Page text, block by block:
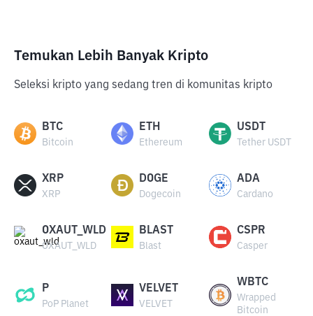
Temukan Lebih Banyak Kripto
Seleksi kripto yang sedang tren di komunitas kripto
BTC
Bitcoin
ETH
Ethereum
USDT
Tether USDT
XRP
XRP
DOGE
Dogecoin
ADA
Cardano
OXAUT_WLD
OXAUT_WLD
BLAST
Blast
CSPR
Casper
P
PoP Planet
VELVET
VELVET
WBTC
Wrapped
Bitcoin